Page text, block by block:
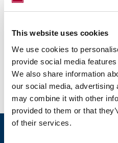
This website uses cookies
We use cookies to
provide social media
We also share information
our social media, advertising
may combine it with other
provided to them or that
of their services.
Markets Blog" Beitrag
Max Radert zum
it be